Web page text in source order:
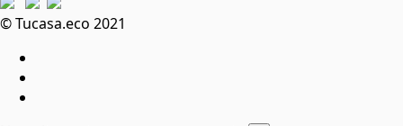
© Tucasa.eco 2021